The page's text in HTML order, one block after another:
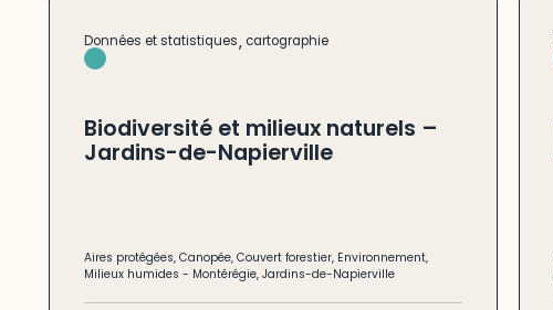
Données et statistiques, cartographie
Biodiversité et milieux naturels –
Jardins-de-Napierville
Aires protégées, Canopée, Couvert forestier, Environnement,
Milieux humides - Montérégie, Jardins-de-Napierville